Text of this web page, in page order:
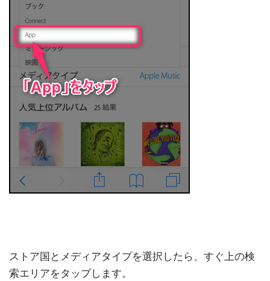
ストア国とメディアタイプを選択したら、すぐ上の検
索エリアをタップします。